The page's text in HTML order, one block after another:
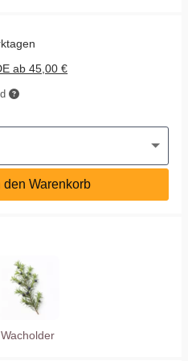
ab 45,00 €
den Warenkorb
Wacholder